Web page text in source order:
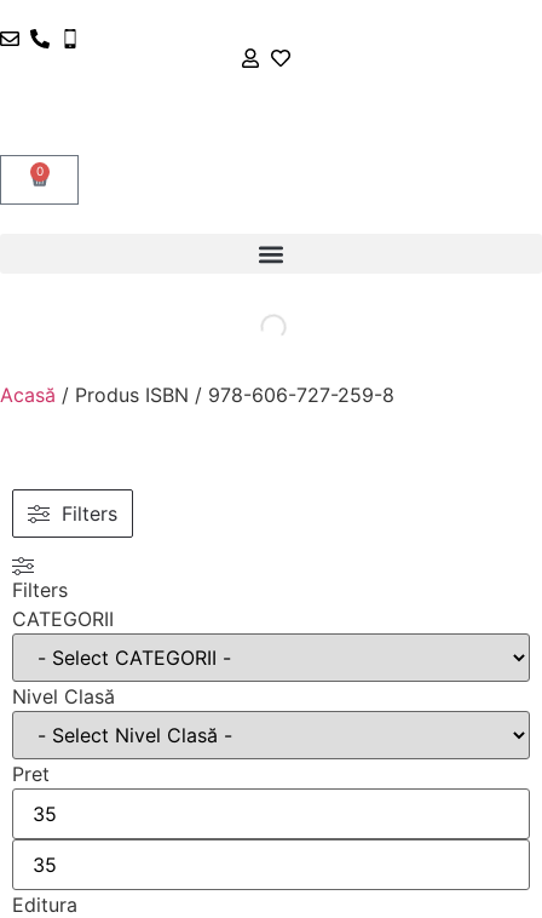
0
Acasă / Produs ISBN / 978-606-727-259-8
Filters
Filters
CATEGORII
Nivel Clasă
Pret
Editura